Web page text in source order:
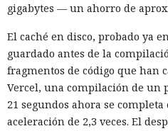
gigabytes — un ahorro de
El caché en disco, probado ya
guardado antes de la
fragmentos de código que han
Vercel, una compilación de un
21 segundos ahora se
aceleración de 2,3 veces. El